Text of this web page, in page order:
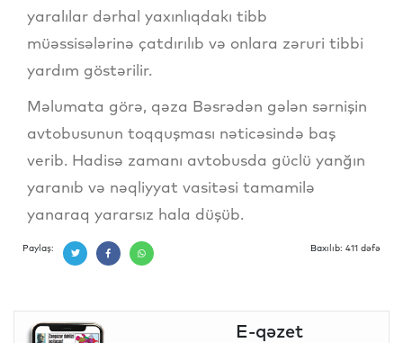
yaralılar dərhal yaxınlıqdakı tibb
müəssisələrinə çatdırılıb və onlara zəruri tibbi
yardım göstərilir.
Məlumata görə, qəza Bəsrədən gələn sərnişin
avtobusunun toqquşması nəticəsində baş
verib. Hadisə zamanı avtobusda güclü yanğın
yaranıb və nəqliyyat vasitəsi tamamilə
yanaraq yararsız hala düşüb.
Paylaş: Baxılıb: 411 dəfə
E-qəzet